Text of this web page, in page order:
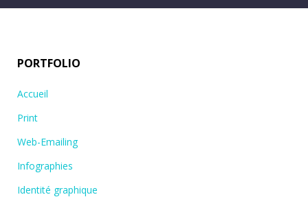
PORTFOLIO
Accueil
Print
Web-Emailing
Infographies
Identité graphique